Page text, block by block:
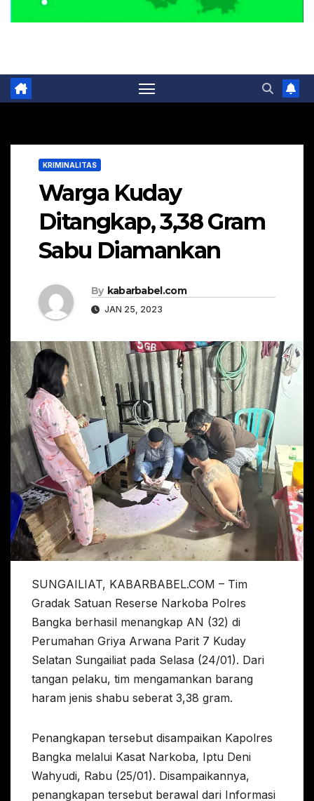
KRIMINALITAS
Warga Kuday
Ditangkap, 3,38 Gram
Sabu Diamankan
By kabarbabel.com
JAN 25, 2023
SUNGAILIAT, KABARBABEL.COM – Tim
Gradak Satuan Reserse Narkoba Polres
Bangka berhasil menangkap AN (32) di
Perumahan Griya Arwana Parit 7 Kuday
Selatan Sungailiat pada Selasa (24/01). Dari
tangan pelaku, tim mengamankan barang
haram jenis shabu seberat 3,38 gram.
Penangkapan tersebut disampaikan Kapolres
Bangka melalui Kasat Narkoba, Iptu Deni
Wahyudi, Rabu (25/01). Disampaikannya,
penangkapan tersebut berawal dari Informasi